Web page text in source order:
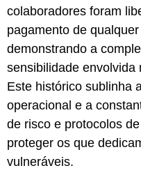
colaboradores foram
pagamento de
demonstrando a
sensibilidade envolvida
Este histórico sublinha
operacional e a
de risco e protocolos
proteger os que
vulneráveis.